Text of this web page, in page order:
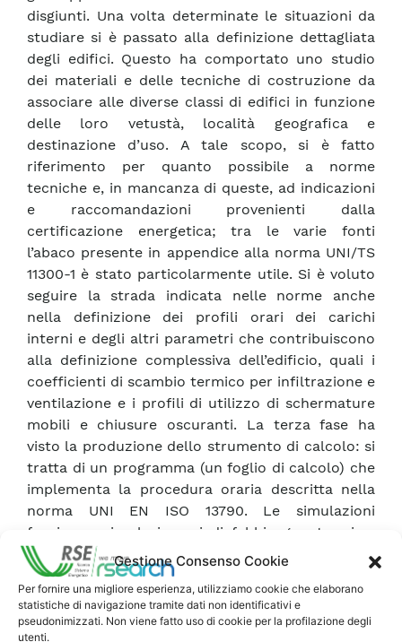
Gestione Consenso Cookie
Per fornire una migliore esperienza, utilizziamo cookie che elaborano
statistiche di navigazione tramite dati non identificativi e
pseudonimizzati. Non viene fatto uso di cookie per la profilazione degli
utenti.
disgiunti. Una volta determinate le situazioni da
studiare si è passato alla definizione dettagliata
degli edifici. Questo ha comportato uno studio
dei materiali e delle tecniche di costruzione da
associare alle diverse classi di edifici in funzione
delle loro vetustà, località geografica e
destinazione d’uso. A tale scopo, si è fatto
riferimento per quanto possibile a norme
tecniche e, in mancanza di queste, ad indicazioni
e raccomandazioni provenienti dalla
certificazione energetica; tra le varie fonti
l’abaco presente in appendice alla norma UNI/TS
11300-1 è stato particolarmente utile. Si è voluto
seguire la strada indicata nelle norme anche
nella definizione dei profili orari dei carichi
interni e degli altri parametri che contribuiscono
alla definizione complessiva dell’edificio, quali i
coefficienti di scambio termico per infiltrazione e
ventilazione e i profili di utilizzo di schermature
mobili e chiusure oscuranti. La terza fase ha
visto la produzione dello strumento di calcolo: si
tratta di un programma (un foglio di calcolo) che
implementa la procedura oraria descritta nella
norma UNI EN ISO 13790. Le simulazioni
forniscono i valori orari di fabbisogno termico,
assumendo di avere a disposizione un impianto
ideale, ossia capace di soddisfare in ogni
momento il fabbisogno termico dell’edificio.
Ovviamente, il proseguimento dell’attività dovrà